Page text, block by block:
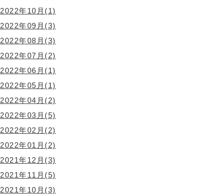
2022年10月(1)
2022年09月(3)
2022年08月(3)
2022年07月(2)
2022年06月(1)
2022年05月(1)
2022年04月(2)
2022年03月(5)
2022年02月(2)
2022年01月(2)
2021年12月(3)
2021年11月(5)
2021年10月(3)